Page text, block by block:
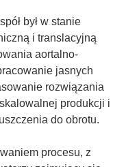
w
o
z
y
s
i
w
był w stanie
i translacyjną
aortalno-
jasnych
rozwiązania
produkcji i
do obrotu.
procesu, z